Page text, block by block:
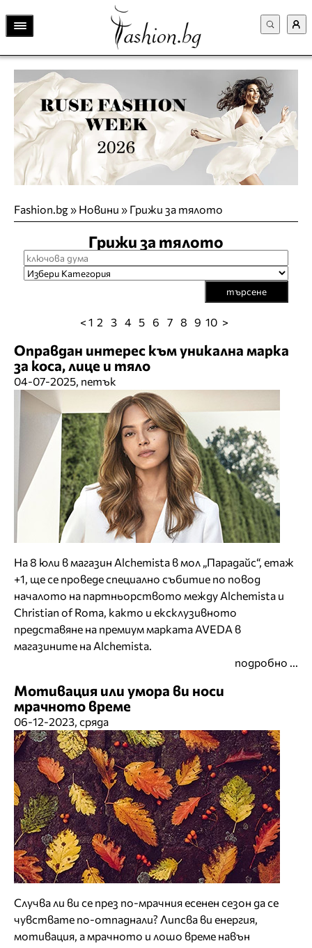
Fashion.bg» Новини » Грижи за тялото
Грижи за тялото
търсене
< 1 2 3 4 5 6 7 8 9 10 >
Оправдан интерес към уникална марка
за коса, лице и тяло
04-07-2025, петък
На 8 юли в магазин Alchemista в мол „Парадайс“, етаж
+1, ще се проведе специално събитие по повод
началото на партньорството между Alchemista и
Christian of Roma, както и ексклузивното
представяне на премиум марката AVEDA в
магазините на Alchemista.
подробно ...
Мотивация или умора ви носи
мрачното време
06-12-2023, сряда
Случва ли ви се през по-мрачния есенен сезон да се
чувствате по-отпаднали? Липсва ви енергия,
мотивация, а мрачното и лошо време навън